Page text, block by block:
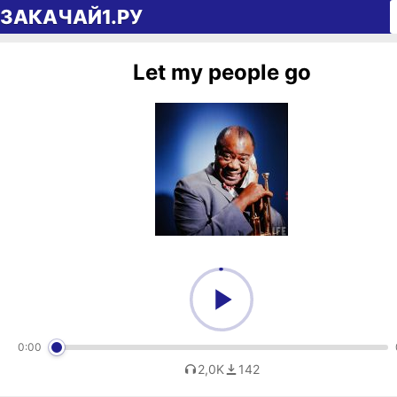
Перейти к содержимому
ЗАКАЧАЙ1.РУ
Let my people go
0:00
2,0K 142